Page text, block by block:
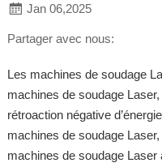
Jan 06,2025
Partager avec nous:
Les machines de soudage
machines de soudage
rétroaction négative
machines de soudage
machines de soudage